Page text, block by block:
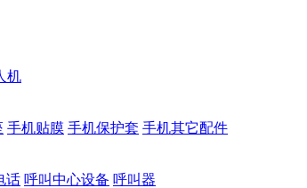
机
手机贴膜 手机保护套 手机其它配件
话 呼叫中心设备 呼叫器